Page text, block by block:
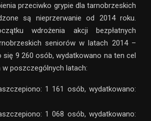
przeciwko grypie dla tarnobrzeskich
są nieprzerwanie od 2014 roku.
wdrożenia akcji bezpłatnych
seniorów w latach 2014 –
się 9 260 osób, wydatkowano na ten cel
w poszczególnych latach:
1 161 osób, wydatkowano:
1 068 osób, wydatkowano: